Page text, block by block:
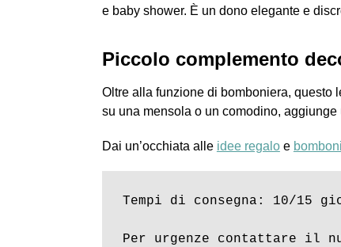
e baby shower. È un dono elegante e
Piccolo complemento
Oltre alla funzione di bomboniera, questo
su una mensola o un comodino,
Dai un’occhiata alle idee regaloe
Tempi di consegna: 10/15
Per urgenze contattare il